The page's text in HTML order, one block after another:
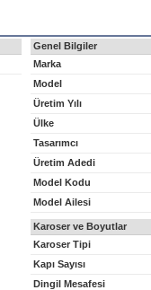
Genel Bilgiler
Marka
Model
Üretim Yılı
Ülke
Tasarımcı
Üretim Adedi
Model Kodu
Model Ailesi
Karoser ve Boyutlar
Karoser Tipi
Kapı Sayısı
Dingil Mesafesi